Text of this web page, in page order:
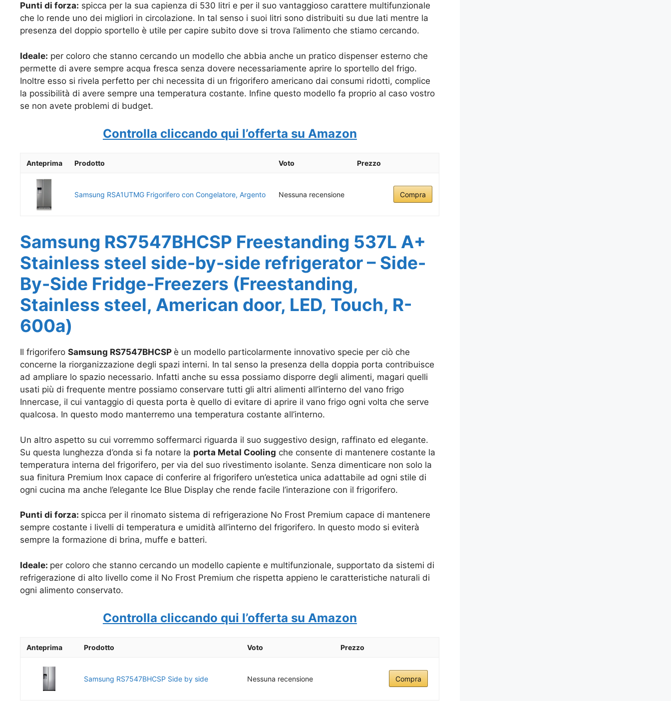
Punti di forza: spicca per la sua capienza di 530 litri e per il suo vantaggioso carattere multifunzionale
che lo rende uno dei migliori in circolazione. In tal senso i suoi litri sono distribuiti su due lati mentre la
presenza del doppio sportello è utile per capire subito dove si trova l’alimento che stiamo cercando.
Ideale: per coloro che stanno cercando un modello che abbia anche un pratico dispenser esterno che
permette di avere sempre acqua fresca senza dovere necessariamente aprire lo sportello del frigo.
Inoltre esso si rivela perfetto per chi necessita di un frigorifero americano dai consumi ridotti, complice
la possibilità di avere sempre una temperatura costante. Infine questo modello fa proprio al caso vostro
se non avete problemi di budget.
Controlla cliccando qui l’offerta su Amazon
Anteprima Prodotto Voto Prezzo
Samsung RSA1UTMG Frigorifero con Congelatore, Argento Nessuna recensione Compra
Samsung RS7547BHCSP Freestanding 537L A+
Stainless steel side-by-side refrigerator – Side-
By-Side Fridge-Freezers (Freestanding,
Stainless steel, American door, LED, Touch, R-
600a)
Il frigorifero Samsung RS7547BHCSP è un modello particolarmente innovativo specie per ciò che
concerne la riorganizzazione degli spazi interni. In tal senso la presenza della doppia porta contribuisce
ad ampliare lo spazio necessario. Infatti anche su essa possiamo disporre degli alimenti, magari quelli
usati più di frequente mentre possiamo conservare tutti gli altri alimenti all’interno del vano frigo
Innercase, il cui vantaggio di questa porta è quello di evitare di aprire il vano frigo ogni volta che serve
qualcosa. In questo modo manterremo una temperatura costante all’interno.
Un altro aspetto su cui vorremmo soffermarci riguarda il suo suggestivo design, raffinato ed elegante.
Su questa lunghezza d’onda si fa notare la porta Metal Cooling che consente di mantenere costante la
temperatura interna del frigorifero, per via del suo rivestimento isolante. Senza dimenticare non solo la
sua finitura Premium Inox capace di conferire al frigorifero un’estetica unica adattabile ad ogni stile di
ogni cucina ma anche l’elegante Ice Blue Display che rende facile l’interazione con il frigorifero.
Punti di forza: spicca per il rinomato sistema di refrigerazione No Frost Premium capace di mantenere
sempre costante i livelli di temperatura e umidità all’interno del frigorifero. In questo modo si eviterà
sempre la formazione di brina, muffe e batteri.
Ideale: per coloro che stanno cercando un modello capiente e multifunzionale, supportato da sistemi di
refrigerazione di alto livello come il No Frost Premium che rispetta appieno le caratteristiche naturali di
ogni alimento conservato.
Controlla cliccando qui l’offerta su Amazon
Anteprima Prodotto Voto Prezzo
Samsung RS7547BHCSP Side by side Nessuna recensione Compra